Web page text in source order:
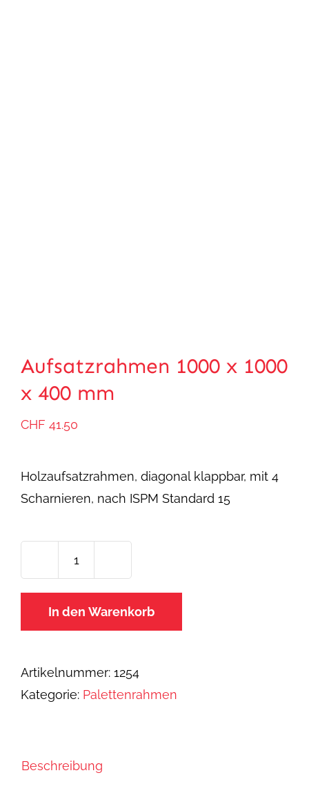
Aufsatzrahmen 1000 x 1000
x 400 mm
CHF 41.50
Holzaufsatzrahmen, diagonal klappbar, mit 4
Scharnieren, nach ISPM Standard 15
Aufsatzrahmen
1000
x
1000
400
mm
In den Warenkorb
Artikelnummer: 1254
Kategorie: Palettenrahmen
Beschreibung